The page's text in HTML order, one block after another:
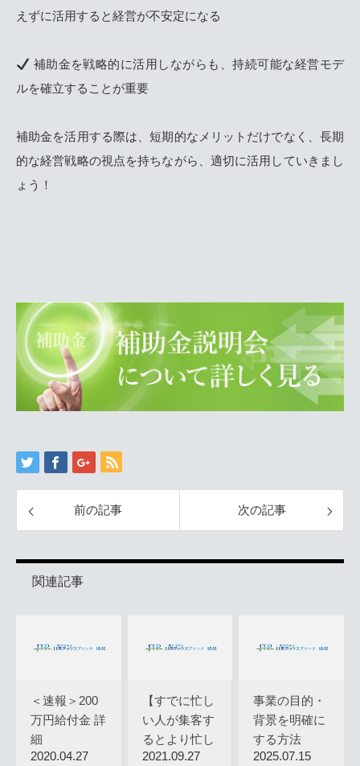
えずに活用すると経営が不安定になる
補助金を戦略的に活用しながらも、持続可能な経営モデ
ルを確立することが重要
補助金を活用する際は、短期的なメリットだけでなく、長期
的な経営戦略の視点を持ちながら、適切に活用していきまし
ょう！
前の記事 次の記事
関連記事
＜速報＞200
万円給付金 詳
細
2020.04.27
【すでに忙し
い人が集客す
るとより忙し
くなる】
2021.09.27
事業の目的・
背景を明確に
する方法
2025.07.15